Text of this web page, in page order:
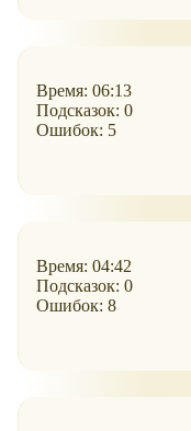
Время: 06:13
Подсказок: 0
Ошибок: 5
Время: 04:42
Подсказок: 0
Ошибок: 8